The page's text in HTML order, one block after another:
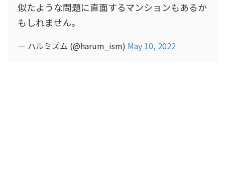
似たような問題に直面するマンションもあるか
もしれません。
— ハルミズム (@harum_ism) May 10, 2022